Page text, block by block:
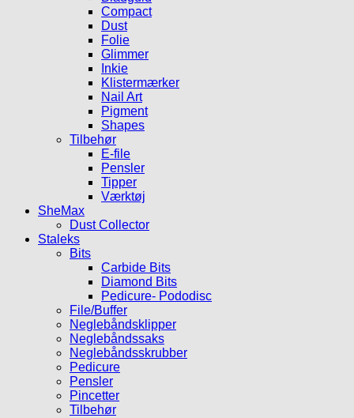
Compact
Dust
Folie
Glimmer
Inkie
Klistermærker
Nail Art
Pigment
Shapes
Tilbehør
E-file
Pensler
Tipper
Værktøj
SheMax
Dust Collector
Staleks
Bits
Carbide Bits
Diamond Bits
Pedicure- Pododisc
File/Buffer
Neglebåndsklipper
Neglebåndssaks
Neglebåndsskrubber
Pedicure
Pensler
Pincetter
Tilbehør